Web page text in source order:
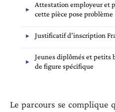
Attestation employeur et
cette pièce pose problème
Justificatif d’inscription
Jeunes diplômés et petits
de figure spécifique
Le parcours se complique